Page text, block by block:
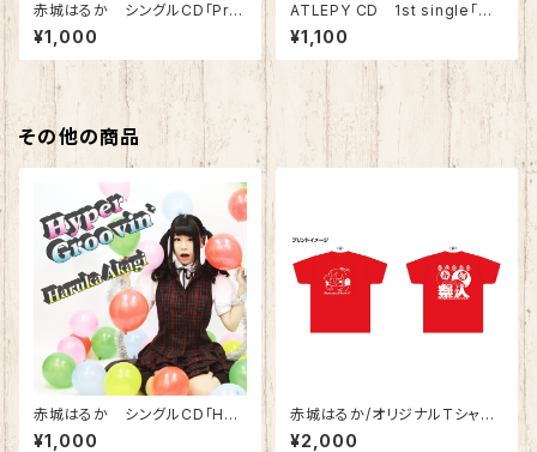
赤城はるか シングルCD「Pro
mised Land/この道の向こう
で」
¥1,000
ATLEPY CD 1st single「全
開☆ドリームロケット」
¥1,100
その他の商品
赤城はるか シングルCD「Hyp
er Groovin'」
¥1,000
赤城はるか/オリジナルTシャツ
(2021年10周年版)
¥2,000